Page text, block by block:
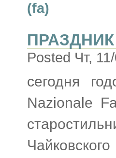
(fa)
ПРАЗДНИК
Posted Чт,
сегодня
Nazionale